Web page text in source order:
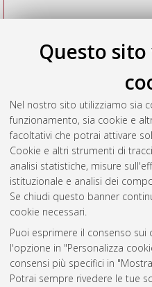
Questo
Nel nostro sito utilizziamo sia
funzionamento, sia cookie e
facoltativi che potrai attivare
Cookie e altri strumenti di
analisi statistiche, misure
istituzionale e analisi dei
Se chiudi questo banner
cookie necessari.
Puoi esprimere il consenso
l'opzione in "Personalizza
consensi più specifici in
Potrai sempre rivedere le tue
Vedi
Gestione
Atom
AMS Acta
ISSN: 2038-7954
re3data.org -